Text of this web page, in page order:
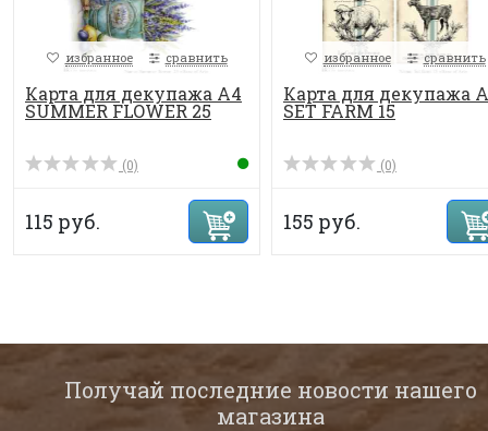
избранное сравнить
Карта для декупажа А4
SUMMER FLOWER 25
(0)
115 руб.
избранное сравнить
Карта для декупажа
SET FARM 15
(0)
155 руб.
Получай последние новости нашего
магазина